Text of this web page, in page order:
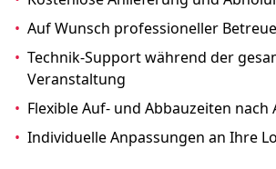
• Auf Wunsch professioneller
• Technik-Support während der
Veranstaltung
• Flexible Auf- und Abbauzeiten nach
• Individuelle Anpassungen an Ihre